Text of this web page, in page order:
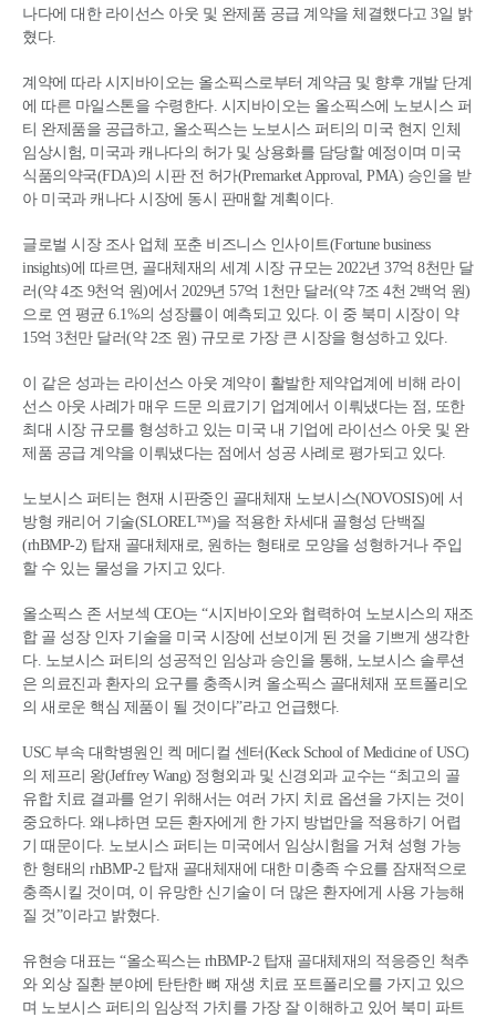
나다에 대한 라이선스 아웃 및 완제품 공급 계약을 체결했다고 3일 밝
혔다.
계약에 따라 시지바이오는 올소픽스로부터 계약금 및 향후 개발 단계
에 따른 마일스톤을 수령한다. 시지바이오는 올소픽스에 노보시스 퍼
티 완제품을 공급하고, 올소픽스는 노보시스 퍼티의 미국 현지 인체
임상시험, 미국과 캐나다의 허가 및 상용화를 담당할 예정이며 미국
식품의약국(FDA)의 시판 전 허가(Premarket Approval, PMA) 승인을 받
아 미국과 캐나다 시장에 동시 판매할 계획이다.
글로벌 시장 조사 업체 포춘 비즈니스 인사이트(Fortune business
insights)에 따르면, 골대체재의 세계 시장 규모는 2022년 37억 8천만 달
러(약 4조 9천억 원)에서 2029년 57억 1천만 달러(약 7조 4천 2백억 원)
으로 연 평균 6.1%의 성장률이 예측되고 있다. 이 중 북미 시장이 약
15억 3천만 달러(약 2조 원) 규모로 가장 큰 시장을 형성하고 있다.
이 같은 성과는 라이선스 아웃 계약이 활발한 제약업계에 비해 라이
선스 아웃 사례가 매우 드문 의료기기 업계에서 이뤄냈다는 점, 또한
최대 시장 규모를 형성하고 있는 미국 내 기업에 라이선스 아웃 및 완
제품 공급 계약을 이뤄냈다는 점에서 성공 사례로 평가되고 있다.
노보시스 퍼티는 현재 시판중인 골대체재 노보시스(NOVOSIS)에 서
방형 캐리어 기술(SLOREL™)을 적용한 차세대 골형성 단백질
(rhBMP-2) 탑재 골대체재로, 원하는 형태로 모양을 성형하거나 주입
할 수 있는 물성을 가지고 있다.
올소픽스 존 서보섹 CEO는 “시지바이오와 협력하여 노보시스의 재조
합 골 성장 인자 기술을 미국 시장에 선보이게 된 것을 기쁘게 생각한
다. 노보시스 퍼티의 성공적인 임상과 승인을 통해, 노보시스 솔루션
은 의료진과 환자의 요구를 충족시켜 올소픽스 골대체재 포트폴리오
의 새로운 핵심 제품이 될 것이다”라고 언급했다.
USC 부속 대학병원인 켁 메디컬 센터(Keck School of Medicine of USC)
의 제프리 왕(Jeffrey Wang) 정형외과 및 신경외과 교수는 “최고의 골
유합 치료 결과를 얻기 위해서는 여러 가지 치료 옵션을 가지는 것이
중요하다. 왜냐하면 모든 환자에게 한 가지 방법만을 적용하기 어렵
기 때문이다. 노보시스 퍼티는 미국에서 임상시험을 거쳐 성형 가능
한 형태의 rhBMP-2 탑재 골대체재에 대한 미충족 수요를 잠재적으로
충족시킬 것이며, 이 유망한 신기술이 더 많은 환자에게 사용 가능해
질 것”이라고 밝혔다.
유현승 대표는 “올소픽스는 rhBMP-2 탑재 골대체재의 적응증인 척추
와 외상 질환 분야에 탄탄한 뼈 재생 치료 포트폴리오를 가지고 있으
며 노보시스 퍼티의 임상적 가치를 가장 잘 이해하고 있어 북미 파트